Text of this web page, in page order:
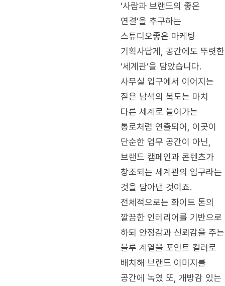
‘사람과 브랜드의 좋은
연결’을 추구하는
스튜디오좋은 마케팅
기획사답게, 공간에도 뚜렷한
‘세계관’을 담았습니다.
사무실 입구에서 이어지는
짙은 남색의 복도는 마치
다른 세계로 들어가는
통로처럼 연출되어, 이곳이
단순한 업무 공간이 아닌,
브랜드 캠페인과 콘텐츠가
창조되는 세계관의 입구라는
것을 담아낸 것이죠.
전체적으로는 화이트 톤의
깔끔한 인테리어를 기반으로
하되 안정감과 신뢰감을 주는
블루 계열을 포인트 컬러로
배치해 브랜드 이미지를
공간에 녹였 또, 개방감 있는